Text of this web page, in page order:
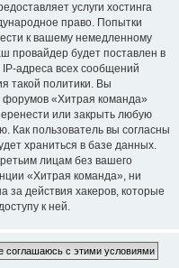
услуги хостинга
право. Попытки
к вашему немедленному
провайдер будет поставлен в
адреса всех сообщений
такой политики. Вы
форумов «Хитрая команда»
или закрыть любую
Как пользователь вы согласны
храниться в базе данных.
лицам без вашего
«Хитрая команда», ни
за действия хакеров, которые
к ней.